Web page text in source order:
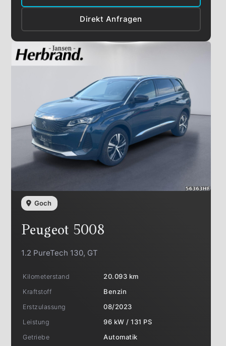
Direkt Anfragen
Goch
Peugeot 5008
1.2 PureTech 130, GT
Kilometerstand
20.093 km
Kraftstoff
Benzin
Erstzulassung
08/2023
Leistung
96 kW / 131 PS
Getriebe
Automatik